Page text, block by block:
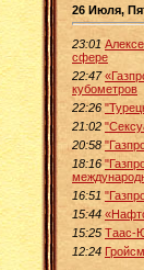
26 Июля,
23:01
сфере
22:47
кубометров
22:26
21:02
20:58
18:16
16:51
15:44
15:25 Таас-
12:24